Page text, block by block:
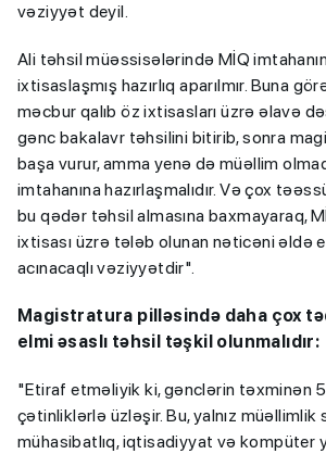
vəziyyət deyil.
Ali təhsil müəssisələrində MİQ
ixtisaslaşmış hazırlıq aparılmır. Buna
məcbur qalıb öz ixtisasları üzrə əlavə
gənc bakalavr təhsilini bitirib, sonra
başa vurur, amma yenə də müəllim
imtahanına hazırlaşmalıdır. Və çox
bu qədər təhsil almasına baxmayaraq,
ixtisası üzrə tələb olunan nəticəni əldə
acınacaqlı vəziyyətdir".
Magistratura pilləsində daha çox
elmi əsaslı təhsil təşkil olunmalıdır:
"Etiraf etməliyik ki, gənclərin təxminən
çətinliklərlə üzləşir. Bu, yalnız müəllimlik
mühasibatlıq, iqtisadiyyat və kompüter